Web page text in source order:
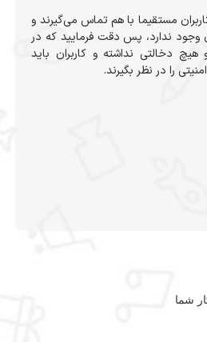
مستقیما با هم تماس می‌گیرند و
وجود ندارد، پس دقت فرمایید که در
دخالتی نداشته و کاربران باید
را در نظر بگیرند.
شما